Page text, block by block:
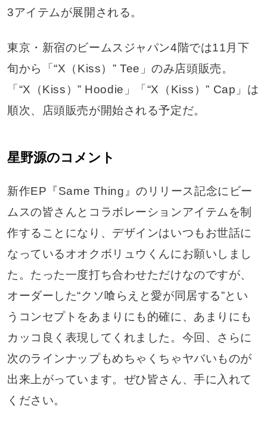
3アイテムが展開される。
東京・新宿のビームスジャパン4階では11月下
旬から「“X（Kiss）” Tee」のみ店頭販売。
「“X（Kiss）” Hoodie」「“X（Kiss）” Cap」は
順次、店頭販売が開始される予定だ。
星野源のコメント
新作EP『Same Thing』のリリース記念にビー
ムスの皆さんとコラボレーションアイテムを制
作することになり、デザインはいつもお世話に
なっているオオクボリュウくんにお願いしまし
た。たった一度打ち合わせただけなのですが、
オーダーした“クソ喰らえと愛が同居する”とい
うコンセプトをあまりにも的確に、あまりにも
カッコ良く表現してくれました。今回、さらに
次のラインナップもめちゃくちゃヤバいものが
出来上がっています。ぜひ皆さん、手に入れて
ください。